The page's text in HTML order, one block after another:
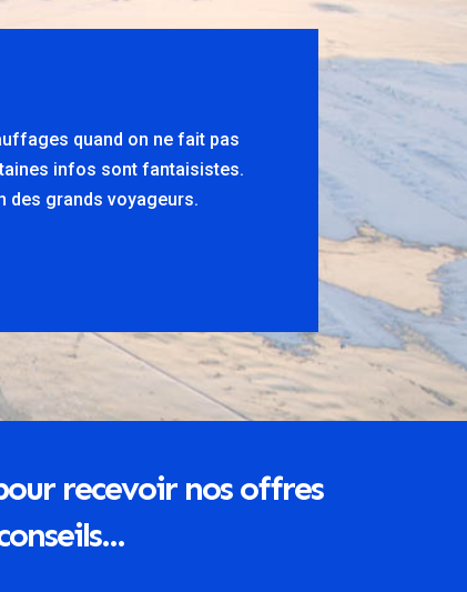
quand on ne fait pas
infos sont fantaisistes.
des grands voyageurs.
recevoir nos offres